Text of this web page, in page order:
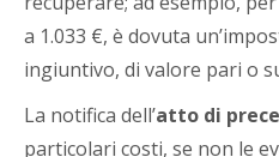
a 1.033 €, è dovuta
ingiuntivo, di valore pari o
La notifica dell’atto di
particolari costi, se non le